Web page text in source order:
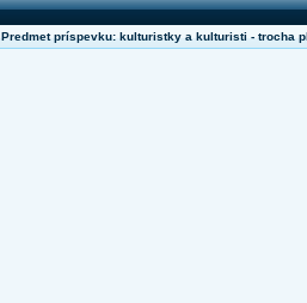
Predmet príspevku: kulturistky a kulturisti - trocha